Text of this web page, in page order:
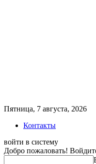
Пятница, 7 августа, 2026
Контакты
войти в систему
Добро пожаловать!